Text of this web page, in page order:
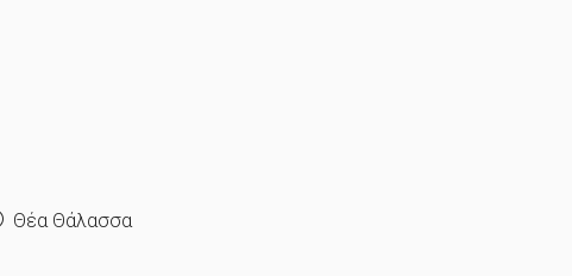
Θέα Θάλασσα